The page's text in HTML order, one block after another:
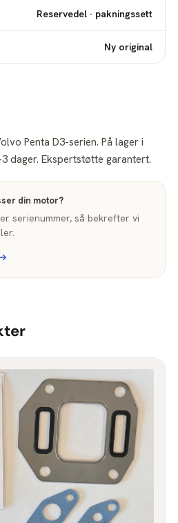
Reservedel · pakningssett
Ny original
Penta D3-serien. På lager i
dager. Ekspertstøtte garantert.
din motor?
serienummer, så bekrefter vi